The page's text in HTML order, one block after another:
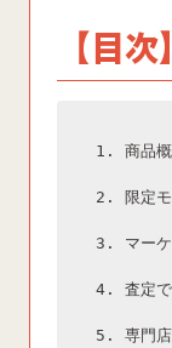
【目次】
1. 商品概
2. 限定モ
3. マーケ
4. 査定で
5. 専門店